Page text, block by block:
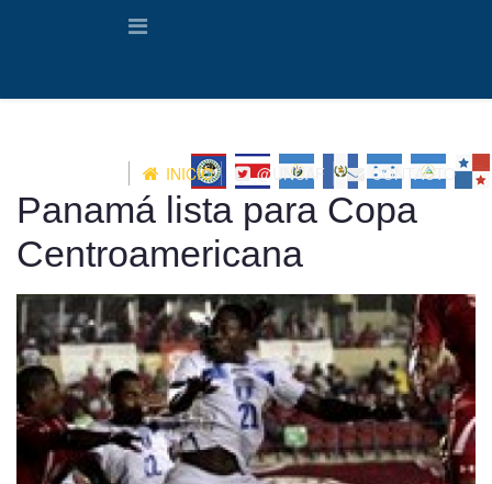
INICIO @UNCAF CONTACTO
Panamá lista para Copa
Centroamericana